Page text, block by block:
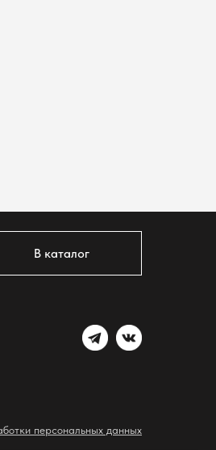
В каталог
персональных данных